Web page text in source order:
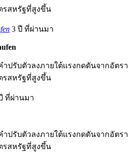
สหรัฐที่สูงขึ้น
3 ปี ที่ผ่านมา
ำปรับตัวลงภายใต้แรงกดดันจากอัตรา
สหรัฐที่สูงขึ้น
ที่ผ่านมา
ำปรับตัวลงภายใต้แรงกดดันจากอัตรา
สหรัฐที่สูงขึ้น